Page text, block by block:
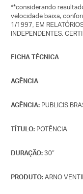
**considerando
velocidade baixa,
1/1997, EM
INDEPENDENTES,
FICHA TÉCNICA
AGÊNCIA
AGÊNCIA:PUBLICIS
TÍTULO:POTÊNCIA
DURAÇÃO:30″
PRODUTO:ARNO